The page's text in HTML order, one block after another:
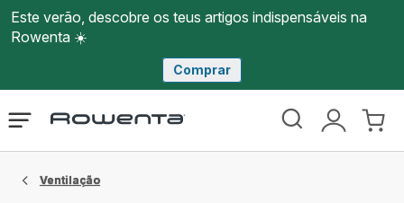
Este verão, descobre os teus artigos indispensáveis na
Rowenta ☀️
Comprar
Página
Rowenta
O
Abrir
Ventilação​